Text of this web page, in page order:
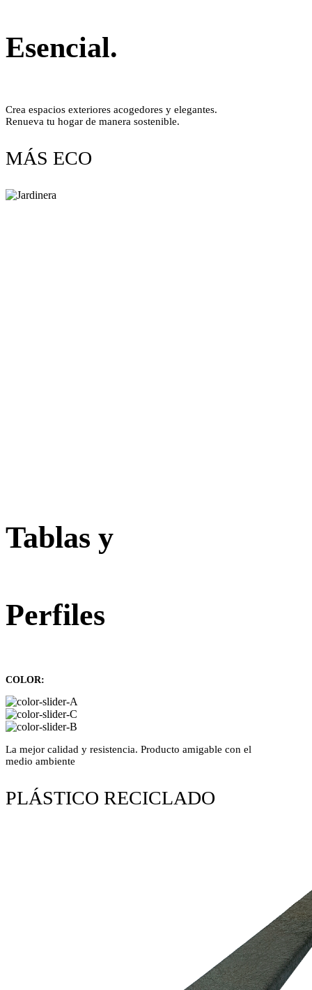
Esencial.
Crea espacios exteriores acogedores y elegantes.
Renueva tu hogar de manera sostenible.
MÁS ECO
Tablas y
Perfiles
COLOR:
La mejor calidad y resistencia. Producto amigable con el
medio ambiente
PLÁSTICO RECICLADO